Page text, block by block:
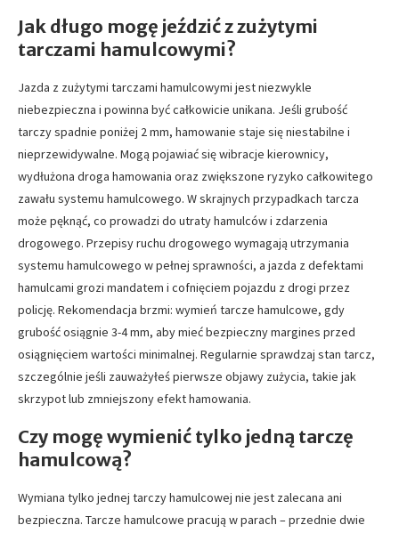
Jak długo mogę jeździć z zużytymi
tarczami hamulcowymi?
Jazda z zużytymi tarczami hamulcowymi jest niezwykle
niebezpieczna i powinna być całkowicie unikana. Jeśli grubość
tarczy spadnie poniżej 2 mm, hamowanie staje się niestabilne i
nieprzewidywalne. Mogą pojawiać się wibracje kierownicy,
wydłużona droga hamowania oraz zwiększone ryzyko całkowitego
zawału systemu hamulcowego. W skrajnych przypadkach tarcza
może pęknąć, co prowadzi do utraty hamulców i zdarzenia
drogowego. Przepisy ruchu drogowego wymagają utrzymania
systemu hamulcowego w pełnej sprawności, a jazda z defektami
hamulcami grozi mandatem i cofnięciem pojazdu z drogi przez
policję. Rekomendacja brzmi: wymień tarcze hamulcowe, gdy
grubość osiągnie 3-4 mm, aby mieć bezpieczny margines przed
osiągnięciem wartości minimalnej. Regularnie sprawdzaj stan tarcz,
szczególnie jeśli zauważyłeś pierwsze objawy zużycia, takie jak
skrzypot lub zmniejszony efekt hamowania.
Czy mogę wymienić tylko jedną tarczę
hamulcową?
Wymiana tylko jednej tarczy hamulcowej nie jest zalecana ani
bezpieczna. Tarcze hamulcowe pracują w parach – przednie dwie